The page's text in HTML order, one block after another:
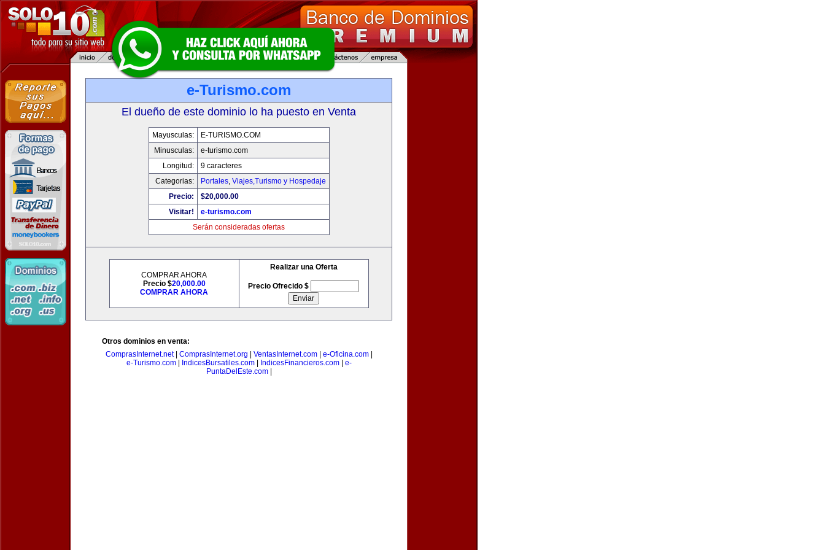
e-Turismo.com
El dueño de este dominio lo ha puesto en Venta
Mayusculas:
E-TURISMO.COM
Minusculas:
e-turismo.com
Longitud:
9 caracteres
Categorias:
Portales, Viajes,Turismo y Hospedaje
Precio:
$20,000.00
Visitar!
e-turismo.com
Serán consideradas ofertas
COMPRAR AHORA
Precio $20,000.00
COMPRAR AHORA
Realizar una Oferta
Precio Ofrecido $
Otros dominios en venta:
ComprasInternet.net| ComprasInternet.org VentasInternet.com| e-Oficina.com|
e-Turismo.com| IndicesBursatiles.com| IndicesFinancieros.com| e-
PuntaDelEste.com|